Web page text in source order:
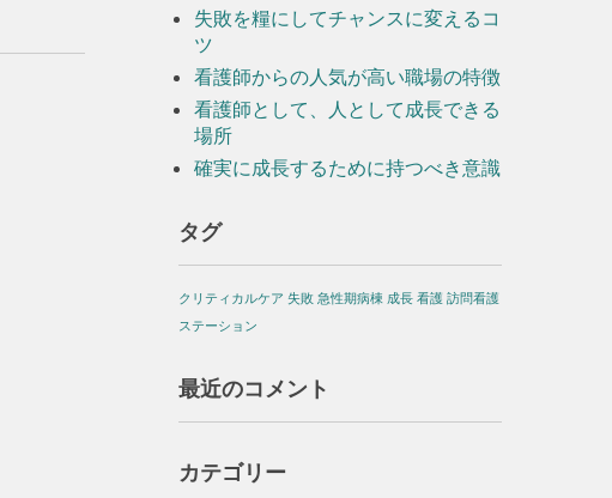
失敗を糧にしてチャンスに変えるコ
ツ
看護師からの人気が高い職場の特徴
看護師として、人として成長できる
場所
確実に成長するために持つべき意識
タグ
クリティカルケア 失敗 急性期病棟 成長 看護 訪問看護
ステーション
最近のコメント
カテゴリー